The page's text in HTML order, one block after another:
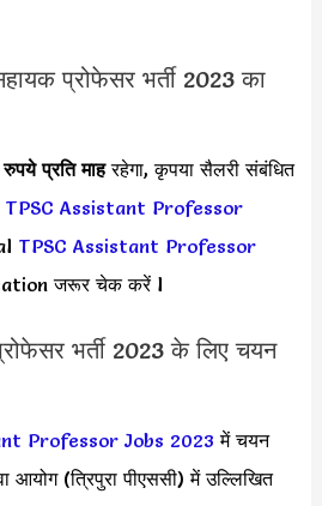
प्रोफेसर भर्ती 2023 का
प्रति माहरहेगा, कृपया सैलरी संबंधित
TPSC Assistant Professor
TPSC Assistant Professor
जरूर चेक करें l
भर्ती 2023 के लिए चयन
Professor Jobs 2023 में चयन
आयोग (त्रिपुरा पीएससी) में उल्लिखित